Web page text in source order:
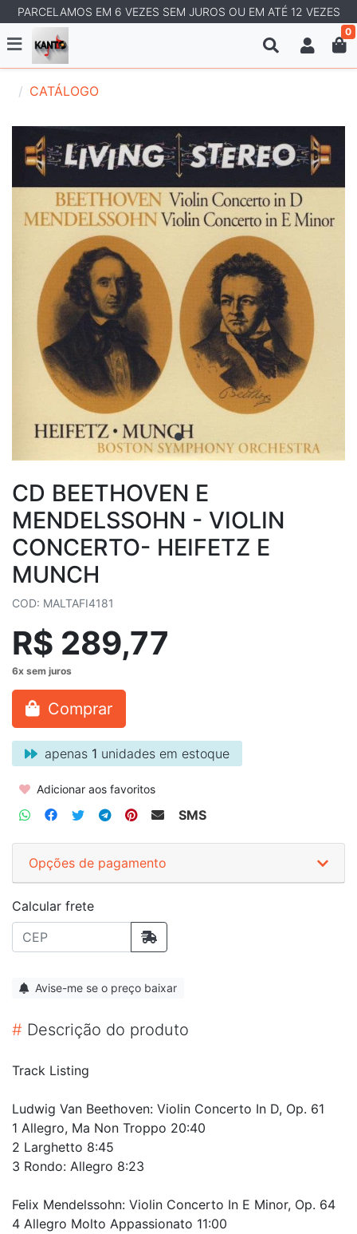
PARCELAMOS EM 6 VEZES SEM JUROS OU EM ATÉ 12 VEZES
0
CATÁLOGO
CD BEETHOVEN E
MENDELSSOHN - VIOLIN
CONCERTO- HEIFETZ E
MUNCH
COD: MALTAFI4181
R$ 289,77
Comprar
apenas 1 unidades em estoque
Adicionar aos favoritos
SMS
Opções de pagamento
Calcular frete
Avise-me se o preço baixar
# Descrição do produto
Track Listing
Ludwig Van Beethoven: Violin Concerto In D, Op. 61
1 Allegro, Ma Non Troppo 20:40
2 Larghetto 8:45
3 Rondo: Allegro 8:23
Felix Mendelssohn: Violin Concerto In E Minor, Op. 64
4 Allegro Molto Appassionato 11:00